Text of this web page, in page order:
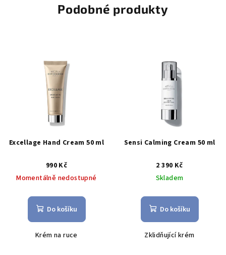
Podobné produkty
Excellage Hand Cream 50 ml
990 Kč
Momentálně nedostupné
Do košíku
Krém na ruce
Sensi Calming Cream 50 ml
2 390 Kč
Skladem
Do košíku
Zklidňující krém